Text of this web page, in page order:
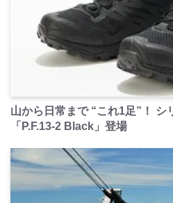
山から日常まで “これ1足”！ シ
「P.F.13-2 Black」登場